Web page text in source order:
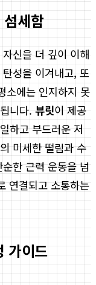
세함
신을 더 깊이 이해
성을 이겨내고, 또
소에는 인지하지 못
니다. 뷰릿이 제공
하고 부드러운 저
미세한 떨림과 수
한 근력 운동을 넘
연결되고 소통하는
가이드